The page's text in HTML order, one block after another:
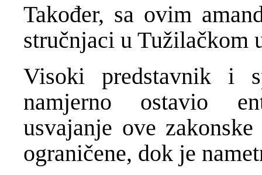
Također, sa ovim
stručnjaci u Tužilačkom
Visoki predstavnik i
namjerno ostavio
usvajanje ove
ograničene, dok je